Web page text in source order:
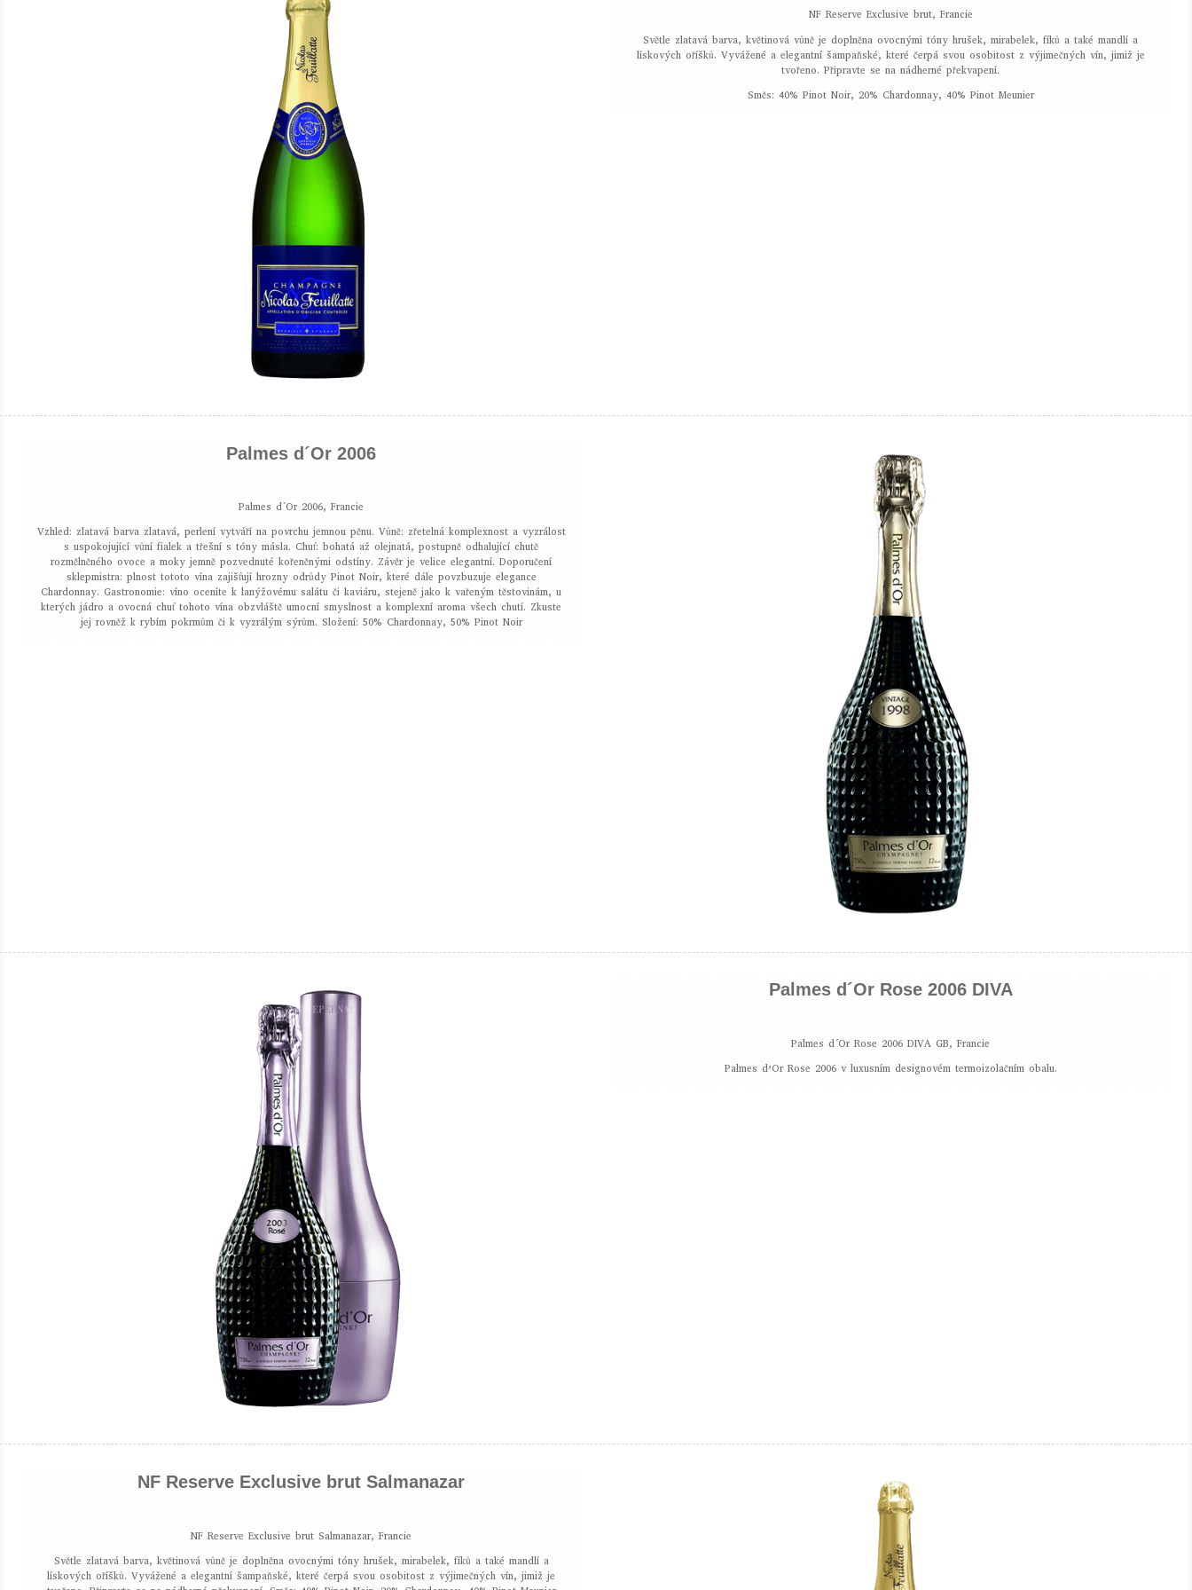
NF Reserve Exclusive brut, Francie
Světle zlatavá barva, květinová vůně je doplněna ovocnými tóny hrušek, mirabelek, fíků a také mandlí a
lískových oříšků. Vyvážené a elegantní šampaňské, které čerpá svou osobitost z výjimečných vín, jimiž je
tvořeno. Připravte se na nádherné překvapení.
Směs: 40% Pinot Noir, 20% Chardonnay, 40% Pinot Meunier
Palmes d´Or 2006
Palmes d´Or 2006, Francie
Vzhled: zlatavá barva zlatavá, perlení vytváří na povrchu jemnou pěnu. Vůně: zřetelná komplexnost a vyzrálost
s uspokojující vůní fialek a třešní s tóny másla. Chuť: bohatá až olejnatá, postupně odhalující chutě
rozmělněného ovoce a moky jemně pozvednuté kořeněnými odstíny. Závěr je velice elegantní. Doporučení
sklepmistra: plnost tototo vína zajišťují hrozny odrůdy Pinot Noir, které dále povzbuzuje elegance
Chardonnay. Gastronomie: víno oceníte k lanýžovému salátu či kaviáru, stejeně jako k vařeným těstovinám, u
kterých jádro a ovocná chuť tohoto vína obzvláště umocní smyslnost a komplexní aroma všech chutí. Zkuste
jej rovněž k rybím pokrmům či k vyzrálým sýrům. Složení: 50% Chardonnay, 50% Pinot Noir
Palmes d´Or Rose 2006 DIVA
Palmes d´Or Rose 2006 DIVA GB, Francie
Palmes d’Or Rose 2006 v luxusním designovém termoizolačním o­balu.
NF Reserve Exclusive brut Salmanazar
NF Reserve Exclusive brut Salmanazar, Francie
Světle zlatavá barva, květinová vůně je doplněna ovocnými tóny hrušek, mirabelek, fíků a také mandlí a
lískových oříšků. Vyvážené a elegantní šampaňské, které čerpá svou osobitost z výjimečných vín, jimiž je